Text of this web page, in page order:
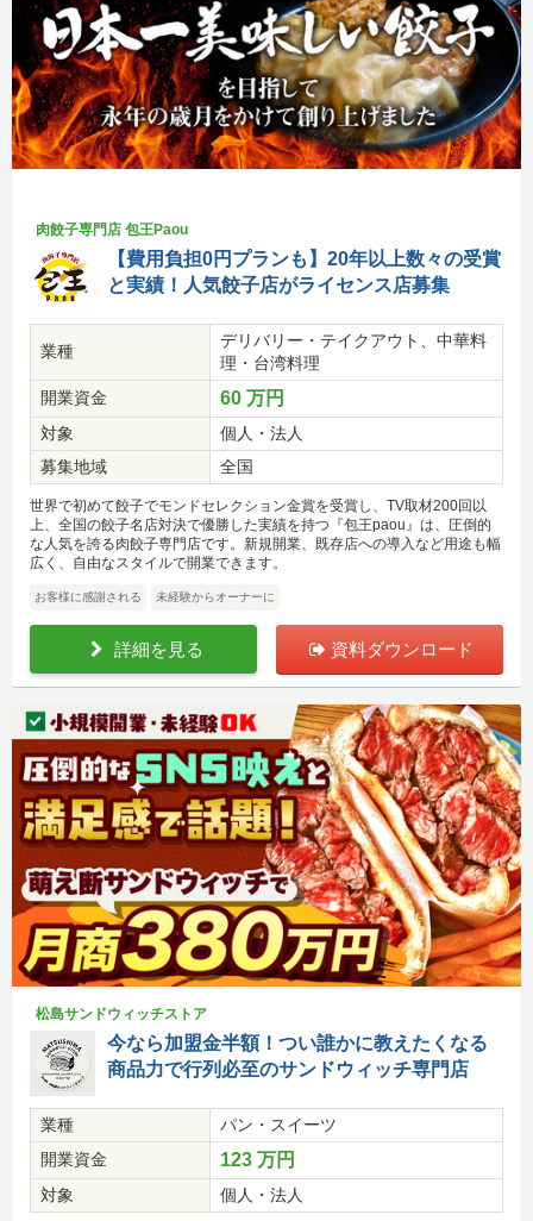
肉餃子専門店 包王Paou
【費用負担0円プランも】20年以上数々の受賞
と実績！人気餃子店がライセンス店募集
業種
デリバリー・テイクアウト、中華料
理・台湾料理
開業資金
60 万円
対象
個人・法人
募集地域
全国
世界で初めて餃子でモンドセレクション金賞を受賞し、TV取材200回以
上、全国の餃子名店対決で優勝した実績を持つ『包王paou』は、圧倒的
な人気を誇る肉餃子専門店です。新規開業、既存店への導入など用途も幅
広く、自由なスタイルで開業できます。
お客様に感謝される 未経験からオーナーに
詳細を見る 資料ダウンロード
松島サンドウィッチストア
今なら加盟金半額！つい誰かに教えたくなる
商品力で行列必至のサンドウィッチ専門店
業種
パン・スイーツ
開業資金
123 万円
対象 個人・法人